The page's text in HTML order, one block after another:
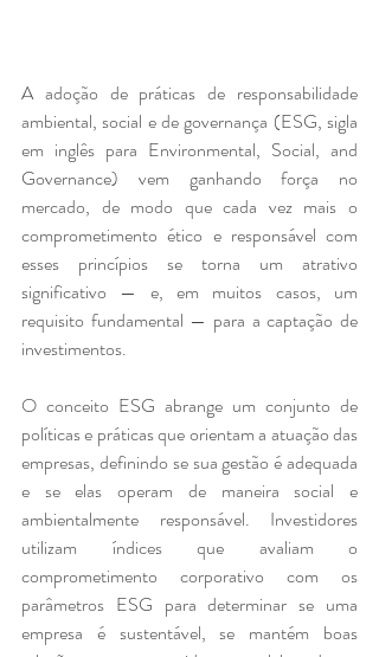
A adoção de práticas de responsabilidade
ambiental, social e de governança (ESG, sigla
em inglês para Environmental, Social, and
Governance) vem ganhando força no
mercado, de modo que cada vez mais o
comprometimento ético e responsável com
esses princípios se torna um atrativo
significativo — e, em muitos casos, um
requisito fundamental — para a captação de
investimentos.
O conceito ESG abrange um conjunto de
políticas e práticas que orientam a atuação das
empresas, definindo se sua gestão é adequada
e se elas operam de maneira social e
ambientalmente responsável. Investidores
utilizam índices que avaliam o
comprometimento corporativo com os
parâmetros ESG para determinar se uma
empresa é sustentável, se mantém boas